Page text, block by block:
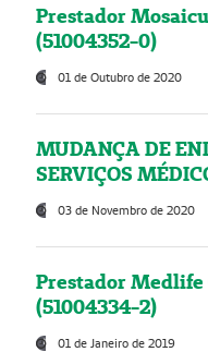
Prestador
(51004352-0)
01 de Outubro de 2020
MUDANÇA DE
SERVIÇOS
03 de Novembro de 2020
Prestador Medlife
(51004334-2)
01 de Janeiro de 2019